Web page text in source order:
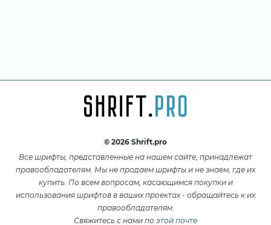
© 2026 Shrift.pro
Все шрифты, представленные на нашем сайте, принадлежат
правообладателям. Мы не продаем шрифты и не знаем, где их
купить. По всем вопросам, касающимся покупки и
использования шрифтов в ваших проектах - обращайтесь к их
правообладателям.
Свяжитесь с нами по этой почте